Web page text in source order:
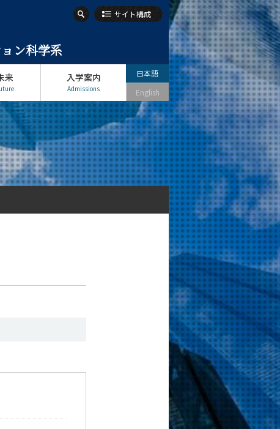
ン科学系
サイト構成
来 入学案内
Admissions
日本語
English